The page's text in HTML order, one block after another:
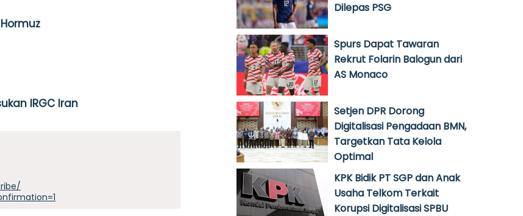
IRGC Iran
Dilepas PSG
Spurs Dapat Tawaran
Rekrut Folarin Balogun dari
AS Monaco
Setjen DPR Dorong
Digitalisasi Pengadaan BMN,
Targetkan Tata Kelola
Optimal
KPK Bidik PT SGP dan Anak
Usaha Telkom Terkait
Korupsi Digitalisasi SPBU